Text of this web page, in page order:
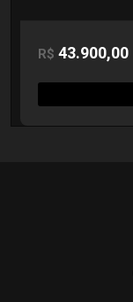
R$ 43.900,00